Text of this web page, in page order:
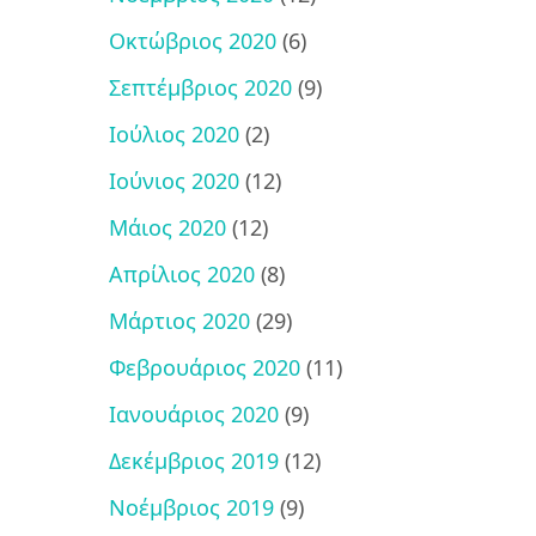
Οκτώβριος 2020 (6)
Σεπτέμβριος 2020 (9)
Ιούλιος 2020 (2)
Ιούνιος 2020 (12)
Μάιος 2020 (12)
Απρίλιος 2020 (8)
Μάρτιος 2020 (29)
Φεβρουάριος 2020 (11)
Ιανουάριος 2020 (9)
Δεκέμβριος 2019 (12)
Νοέμβριος 2019 (9)